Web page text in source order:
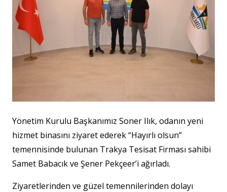
Yönetim Kurulu Başkanımız Soner Ilık, odanın yeni
hizmet binasını ziyaret ederek “Hayırlı olsun”
temennisinde bulunan Trakya Tesisat Firması sahibi
Samet Babacık ve Şener Pekçeer’i ağırladı.
Ziyaretlerinden ve güzel temennilerinden dolayı